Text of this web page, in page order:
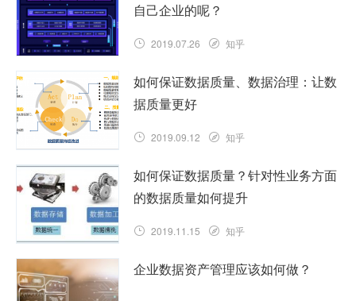
自己企业的呢？
2019.07.26 知乎
如何保证数据质量、数据治理：让数
据质量更好
2019.09.12 知乎
如何保证数据质量？针对性业务方面
的数据质量如何提升
2019.11.15 知乎
企业数据资产管理应该如何做？